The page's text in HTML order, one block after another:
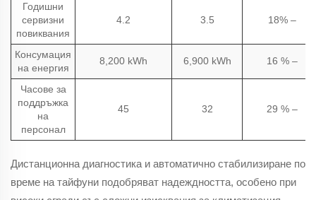
Годишни
сервизни
повиквания
4.2 3.5 18% –
Консумация
на енергия
8,200 kWh 6,900 kWh 16 % –
Часове за
поддръжка
на
персонал
45 32 29 % –
Дистанционна диагностика и автоматично стабилизиране по
време на тайфуни подобряват надеждността, особено при